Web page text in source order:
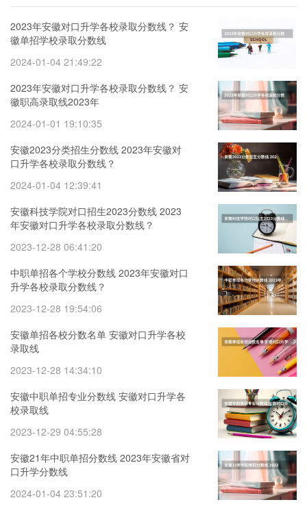
2023年安徽对口升学各校录取分数线？ 安
徽单招学校录取分数线
2024-01-04 21:49:22
2023年安徽对口升学各校录取分数线？ 安
徽职高录取线2023年
2024-01-01 19:10:35
安徽2023分类招生分数线 2023年安徽对
口升学各校录取分数线？
2024-01-04 12:39:41
安徽科技学院对口招生2023分数线 2023
年安徽对口升学各校录取分数线？
2023-12-28 06:41:20
中职单招各个学校分数线 2023年安徽对口
升学各校录取分数线？
2023-12-28 19:54:06
安徽单招各校分数名单 安徽对口升学各校
录取线
2023-12-28 14:34:10
安徽中职单招专业分数线 安徽对口升学各
校录取线
2023-12-29 04:55:28
安徽21年中职单招分数线 2023年安徽省对
口升学分数线
2024-01-04 23:51:20